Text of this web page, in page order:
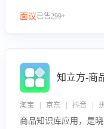
面议已售299+
知立方-商
淘宝 | 京东 | 抖音 | 拼
商品知识库应用，是